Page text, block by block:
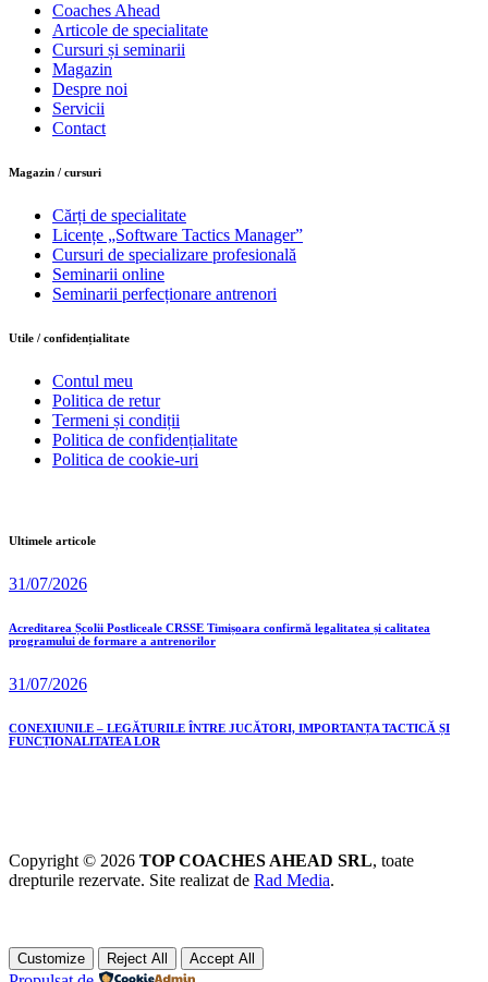
Coaches Ahead
Articole de specialitate
Cursuri și seminarii
Magazin
Despre noi
Servicii
Contact
Magazin / cursuri
Cărți de specialitate
Licențe „Software Tactics Manager”
Cursuri de specializare profesională
Seminarii online
Seminarii perfecționare antrenori
Utile / confidențialitate
Contul meu
Politica de retur
Termeni și condiții
Politica de confidențialitate
Politica de cookie-uri
Ultimele articole
31/07/2026
Acreditarea Școlii Postliceale CRSSE Timișoara confirmă legalitatea și calitatea
programului de formare a antrenorilor
31/07/2026
CONEXIUNILE – LEGĂTURILE ÎNTRE JUCĂTORI, IMPORTANȚA TACTICĂ ȘI
FUNCȚIONALITATEA LOR
Copyright © 2026 TOP COACHES AHEAD SRL, toate
drepturile rezervate. Site realizat de Rad Media.
Customize Reject All Accept All